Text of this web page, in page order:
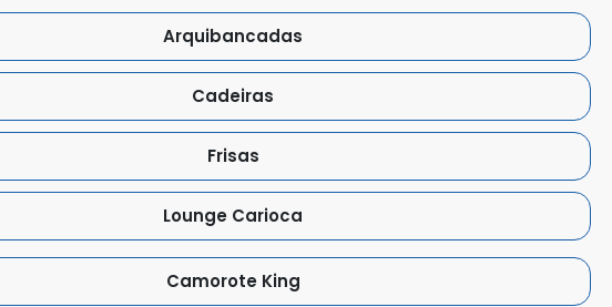
Arquibancadas
Cadeiras
Frisas
Lounge Carioca
Camorote King